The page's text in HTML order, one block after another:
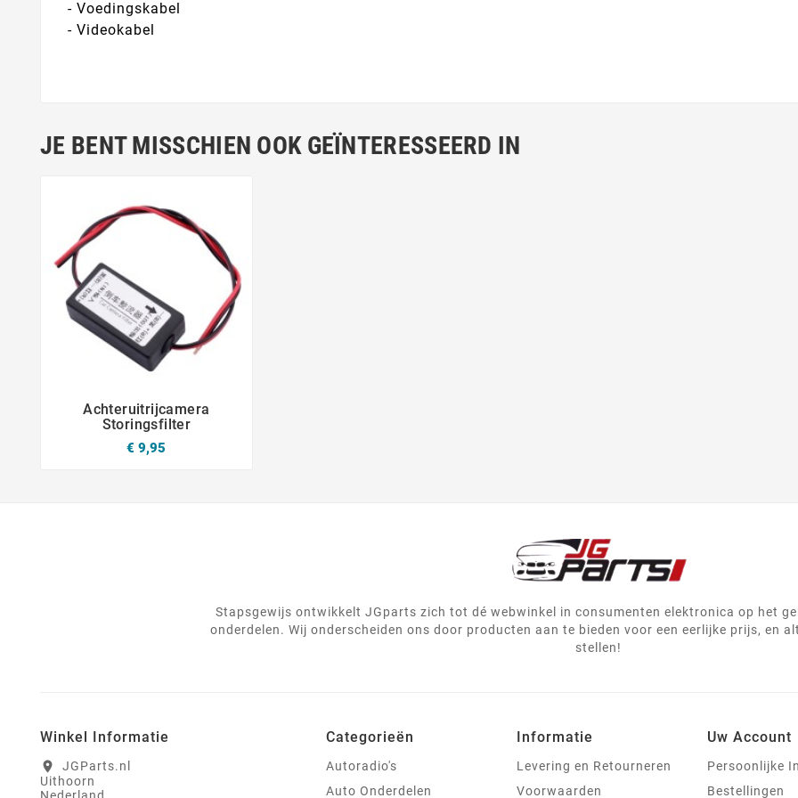
- Voedingskabel
- Videokabel
JE BENT MISSCHIEN OOK GEÏNTERESSEERD IN
  
Achteruitrijcamera
Storingsfilter
€ 9,95
Stapsgewijs ontwikkelt JGparts zich tot dé webwinkel in consumenten elektronica op het
onderdelen. Wij onderscheiden ons door producten aan te bieden voor een eerlijke prijs, en
stellen!
Winkel Informatie
location_on
JGParts.nl
Uithoorn
Categorieën
Autoradio's
Auto Onderdelen
Informatie
Levering en Retourneren
Voorwaarden
Uw Account
Persoonlijke
Bestellingen